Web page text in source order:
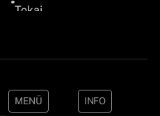
Tokaj
MENÜ INFO